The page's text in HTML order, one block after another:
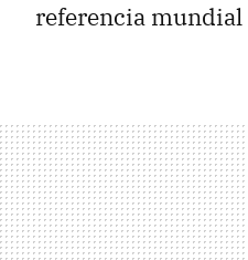
referencia mundial